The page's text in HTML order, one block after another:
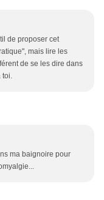
de proposer cet
mais lire les
de se les dire dans
toi.
ma baignoire pour